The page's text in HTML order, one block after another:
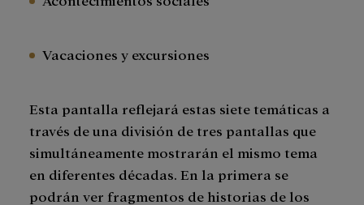
Vacaciones y excursiones
Esta pantalla reflejará estas siete temáticas a
través de una división de tres pantallas que
simultáneamente mostrarán el mismo tema
en diferentes décadas. En la primera se
podrán ver fragmentos de historias de los